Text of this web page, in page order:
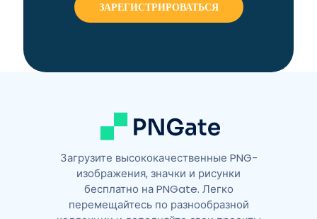
Загрузите высококачественные PNG-
изображения, значки и рисунки
бесплатно на PNGate. Легко
перемещайтесь по разнообразной